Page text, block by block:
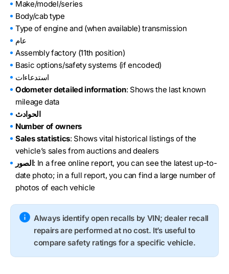
Make/model/series
Body/cab type
Type of engine and (when available) transmission
عام
Assembly factory (11th position)
Basic options/safety systems (if encoded)
استدعاءات
Odometer detailed information: Shows the last known
mileage data
الحوادث
Number of owners
Sales statistics: Shows vital historical listings of the
vehicle’s sales from auctions and dealers
الصور: In a free online report, you can see the latest up-to-
date photo; in a full report, you can find a large number of
photos of each vehicle
Always identify open recalls by VIN; dealer recall
repairs are performed at no cost. It’s useful to
compare safety ratings for a specific vehicle.